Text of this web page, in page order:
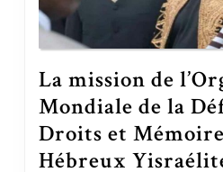
La mission de
Mondiale de la
Droits et
Hébreux